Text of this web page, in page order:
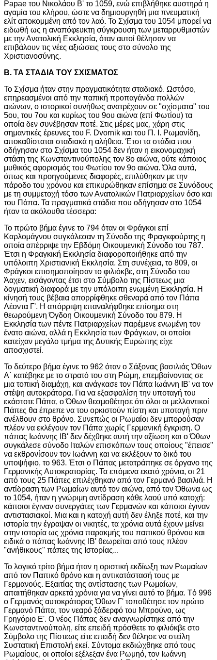
Papae του Νικολάου Β' το 1059, ενώ επιβλήθηκε αυστηρά η
αγαμία του κλήρου, ώστε να δημιουργηθή μια πνευματική
ελίτ αποκομμένη από τον λαό. Το Σχίσμα του 1054 μπορεί να
ειδωθή ως η αναπόφευκτη σύγκρουση των μεταρρυθμιστών
με την Ανατολική Εκκλησία, όταν αυτοί θέλησαν να
επιβάλουν τις νέες αξιώσεις τους στο σύνολο της
Χριστιανοσύνης.
Β. ΤΑ ΣΤΑΔΙΑ ΤΟΥ ΣΧΙΣΜΑΤΟΣ
Το Σχίσμα ήταν στην πραγματικότητα σταδιακό. Ωστόσο,
επηρεασμένοι από την παπική προπαγάνδα πολλών
αιώνων, ο ιστορικοί συνήθως ανατρέχουν σε "σχίσματα" του
5ου, του 7ου και κυρίως του 9ου αιώνα (επί Φωτίου) τα
οποία δεν συνέβησαν ποτέ. Στις μέρες μας, χάρη στις
σημαντικές έρευνες του F. Dvornik και του Π. Ι. Ρωμανίδη,
αποκαθίσταται σταδιακά η αλήθεια. Έτσι τα στάδια που
οδήγησαν στο Σχίσμα του 1054 δεν ήταν η εικονομαχική
στάση της Κωνσταντινούπολης τον 8ο αιώνα, ούτε κάποιος
μυθικός αφορισμός του Φωτίου τον 9ο αιώνα. Όλα αυτά,
όπως και προηγούμενες διαφορές, επιλύθηκαν με την
πάροδο του χρόνου και επικυρώθηκαν επίσημα σε Συνόδους
με τη συμμετοχή τόσο των Ανατολικών Πατριαρχείων όσο και
του Πάπα. Τα πραγματικά στάδια που οδήγησαν στο 1054
ήταν τα ακόλουθα τέσσερα:
Το πρώτο βήμα έγινε το 794 όταν οι Φράγκοι επί
Καρλομάγνου συγκάλεσαν τη Σύνοδο της Φραγκφούρτης η
οποία απέρριψε την Εβδόμη Οικουμενική Σύνοδο του 787.
Έτσι η Φραγκική Εκκλησία διαφοροποιήθηκε από την
υπόλοιπη Χριστιανική Εκκλησία. Στη συνέχεια, το 809, οι
Φράγκοι επισημοποίησαν το φιλιόκβε, στη Σύνοδο του
Άαχεν, εισάγοντας έτσι στο Σύμβολο της Πίστεως μια
δογματική διαφορά με την υπόλοιπη ενωμένη Εκκλησία. Η
κίνησή τους βέβαια απορρίφθηκε σθεναρά από τον Πάπα
Λέοντα Γ'. Η απόρριψη επαναλήφθηκε επίσημα στη
θεωρούμενη Όγδοη Οικουμενική Σύνοδο του 879. Η
Εκκλησία των πέντε Πατριαρχείων παρέμενε ενωμένη τον
ένατο αιώνα, αλλά η Εκκλησία των Φράγκων, οι οποίοι
κατείχαν μεγάλο τμήμα της Δυτικής Ευρώπης είχε
αποσχιστεί.
Το δεύτερο βήμα έγινε το 962 όταν ο Σάξονας βασιλιάς Όθων
Α΄ κατέβηκε με το στρατό του στη Ρώμη, επεμβαίνοντας σε
μια τοπική διαμάχη, και ανάγκασε τον Πάπα Ιωάννη ΙΒ' να τον
στέψη αυτοκράτορα. Για να εξασφαλίση την υποταγή του
εκάστοτε Πάπα, ο Όθων θεσμοθέτησε ότι όλοι οι μελλοντικοί
Πάπες θα έπρεπε να του ορκιστούν πίστη και υποταγή πριν
ανέλθουν στο θρόνο. Συνεπώς οι Ρωμαίοι δεν μπορούσαν
πλέον να εκλέγουν τον Πάπα χωρίς Γερμανική έγκριση. Ο
πάπας Ιωάννης ΙΒ' δεν δέχθηκε αυτή την αξίωση και ο Όθων
συγκάλεσε σύνοδο Ιταλών επισκόπων τους οποίους "έπεισε"
να εκθρονίσουν τον Ιωάννη και να εκλέξουν το δικό του
υποψήφιο, το 963. Έτσι ο Πάπας μετατράπηκε σε όργανο της
Γερμανικής Αυτοκρατορίας. Τα επόμενα εκατό χρόνια, οι 21
από τους 25 Πάπες επιλέχθηκαν από τον Γερμανό βασιλιά. Η
αντίδραση των Ρωμαίων αυτό τον αιώνα, από τον Όθωνα ως
το 1054, ήταν η γνώριμη αντίδραση κάθε λαού υπό κατοχή:
κάποιοι έγιναν συνεργάτες των Γερμανών και κάποιοι έγιναν
αντιστασιακοί. Μια και η κατοχή αυτή δεν έληξε ποτέ, και την
ιστορία την έγραψαν οι νικητές, τα χρόνια αυτά έχουν μείνει
στην ιστορία ως χρόνια παρακμής του παπικού θρόνου και
ειδικά ο πάπας Ιωάννης ΙΒ' θεωρείται από τους πλέον
"ανήθικους" πάπες της Ιστορίας...
Το λογικό τρίτο βήμα ήταν η οριστική εκδίωξη των Ρωμαίων
από τον Παπικό θρόνο και η αντικατάστασή τους με
Γερμανούς. Εξαιτίας της αντίστασης των Ρωμαίων,
απαιτήθηκαν αρκετά χρόνια για να γίνει αυτό το βήμα. Tό 996
ο Γερμανός αυτοκράτορας Όθων Γ' τοποθέτησε τον πρώτο
Γερμανό Πάπα, τον νεαρό ξάδερφό του Μπρούνο, ως
Γρηγόριο Ε'. Ο νέος Πάπας δεν αναγνωρίστηκε από την
Κωνσταντινούπολη, είτε επειδή πρόσθετε το φιλιόκβε στο
Σύμβολο της Πίστεως είτε επειδή δεν θέλησε να στείλη
Συστατική Επιστολή εκεί. Σύντομα εκδιώχθηκε από τους
Ρωμαίους, οι οποίοι εξέλεξαν ένα Ρωμηό, τον Ιωάννη